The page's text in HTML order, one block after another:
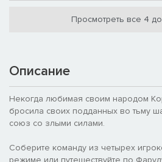
Просмотреть все 4
Описание
Некогда любимая своим народом
бросила своих подданных во тьму
союз со злыми силами.
Соберите команду из четырех
режиме или путешествуйте по